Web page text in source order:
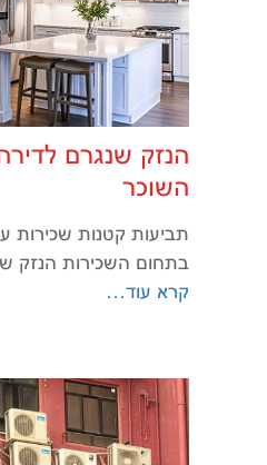
הנזק שנגרם
השוכר
תביעות קטנות שכירות
בתחום השכירות הנזק
קרא עוד…